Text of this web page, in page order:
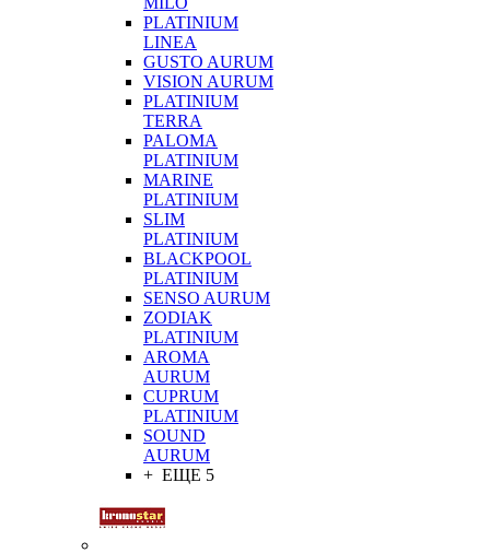
PLATINIUM
LINEA
GUSTO AURUM
VISION AURUM
PLATINIUM
TERRA
PALOMA
PLATINIUM
MARINE
PLATINIUM
SLIM
PLATINIUM
BLACKPOOL
PLATINIUM
SENSO AURUM
ZODIAK
PLATINIUM
AROMA
AURUM
CUPRUM
PLATINIUM
SOUND
AURUM
+ ЕЩЕ 5